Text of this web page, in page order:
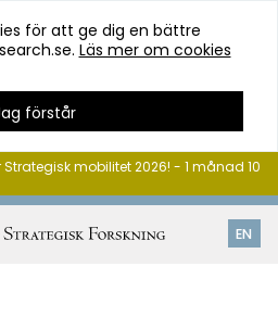
för att ge dig en bättre
Läs mer om cookies
förstår
EN
mobilitet 2026! - 1 månad 10